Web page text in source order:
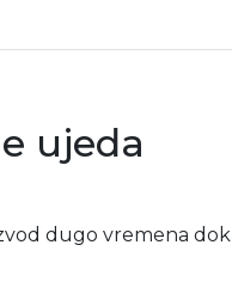
ujeda
dugo vremena dok